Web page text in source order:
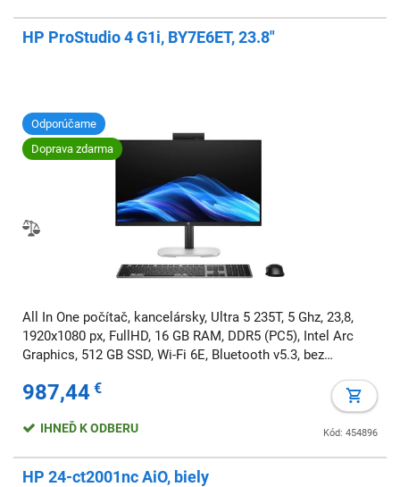
HP ProStudio 4 G1i, BY7E6ET, 23.8"
Odporúčame
Doprava zdarma
All In One počítač, kancelársky, Ultra 5 235T, 5 Ghz, 23,8,
1920x1080 px, FullHD, 16 GB RAM, DDR5 (PC5), Intel Arc
Graphics, 512 GB SSD, Wi-Fi 6E, Bluetooth v5.3, bez
987,44 €
Kód: 454896
IHNEĎ K ODBERU
HP 24-ct2001nc AiO, biely